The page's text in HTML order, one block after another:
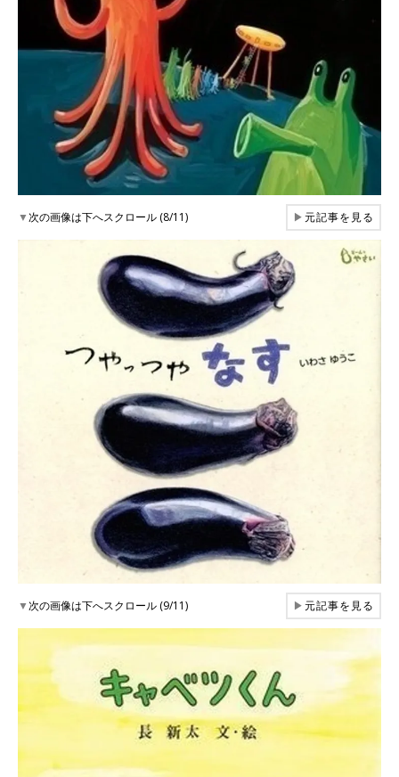
▼次の画像は下へスクロール (8/11) ▶元記事を見る
▼次の画像は下へスクロール (9/11) ▶元記事を見る